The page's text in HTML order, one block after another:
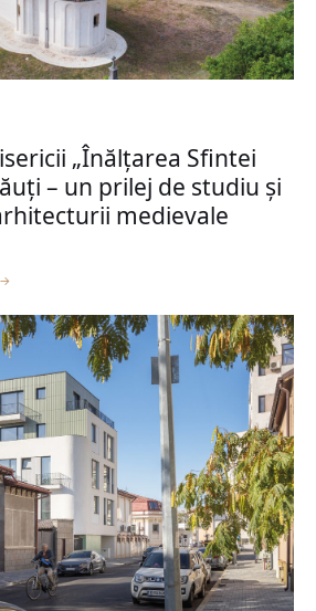
„Înălțarea Sfintei
– un prilej de studiu și
medievale
→